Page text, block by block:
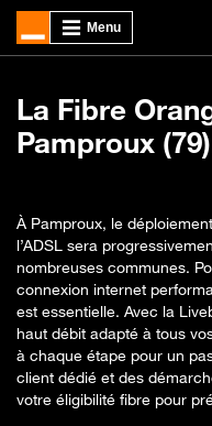
La Fibre
Pamproux
À Pamproux, le
l’ADSL sera
nombreuses communes.
connexion internet
est essentielle. Avec la
haut débit adapté à tous
à chaque étape pour un
client dédié et des
votre éligibilité fibre pour